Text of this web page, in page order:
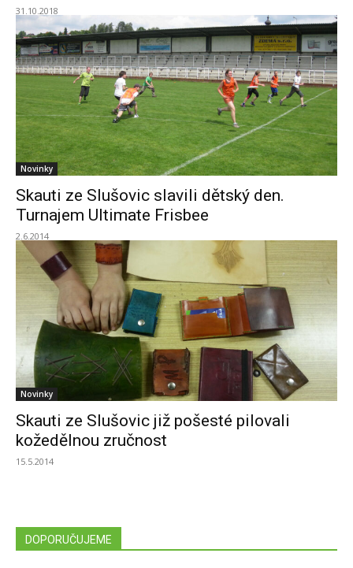
31.10.2018
Novinky
Skauti ze Slušovic slavili dětský den.
Turnajem Ultimate Frisbee
2.6.2014
Novinky
Skauti ze Slušovic již pošesté pilovali
kožedělnou zručnost
15.5.2014
DOPORUČUJEME